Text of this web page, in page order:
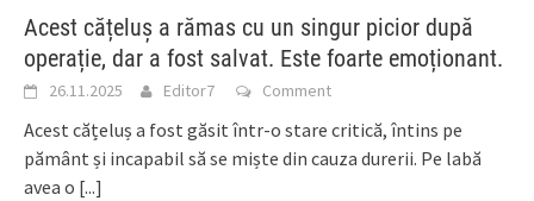
Acest cățeluș a rămas cu un singur picior după
operație, dar a fost salvat. Este foarte emoționant.
26.11.2025 Editor7 Comment
Acest cățeluș a fost găsit într-o stare critică, întins pe
pământ și incapabil să se miște din cauza durerii. Pe labă
avea o [...]